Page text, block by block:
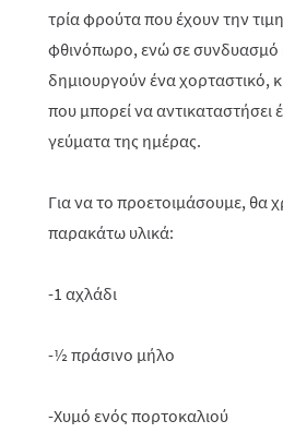
τρία φρούτα που έχουν την
φθινόπωρο, ενώ σε συνδυασμό
δημιουργούν ένα χορταστικό,
που μπορεί να αντικαταστήσει
γεύματα της ημέρας.
Για να το προετοιμάσουμε, θα
παρακάτω υλικά:
-1 αχλάδι
-½ πράσινο μήλο
-Χυμό ενός πορτοκαλιού